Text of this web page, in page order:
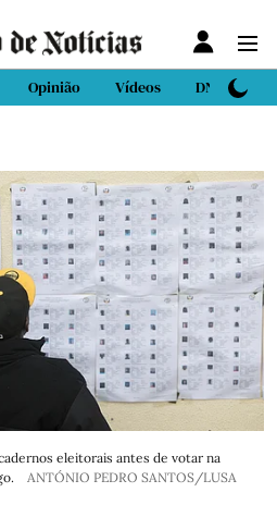
Opinião Vídeos DN Sport
eleitorais antes de votar na
ANTÓNIO PEDRO SANTOS/LUSA